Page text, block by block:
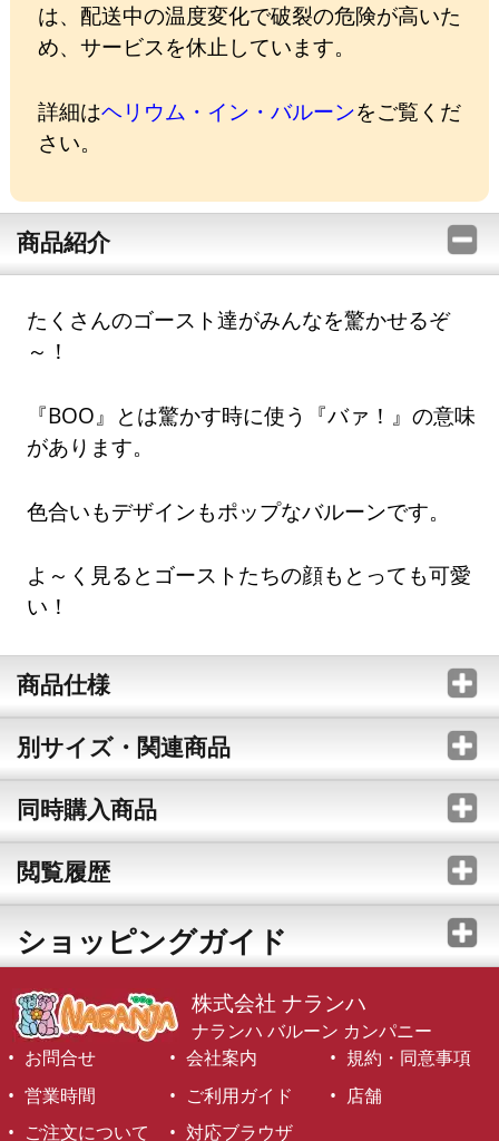
は、配送中の温度変化で破裂の危険が高いた
め、サービスを休止しています。
詳細はヘリウム・イン・バルーンをご覧くだ
さい。
商品紹介
たくさんのゴースト達がみんなを驚かせるぞ
～！
『BOO』とは驚かす時に使う『バァ！』の意味
があります。
色合いもデザインもポップなバルーンです。
よ～く見るとゴーストたちの顔もとっても可愛
い！
商品仕様
別サイズ・関連商品
同時購入商品
閲覧履歴
ショッピングガイド
株式会社 ナランハ
ナランハ バルーン カンパニー
お問合せ
会社案内
規約・同意事項
営業時間
ご利用ガイド
店舗
ご注文について
対応ブラウザ